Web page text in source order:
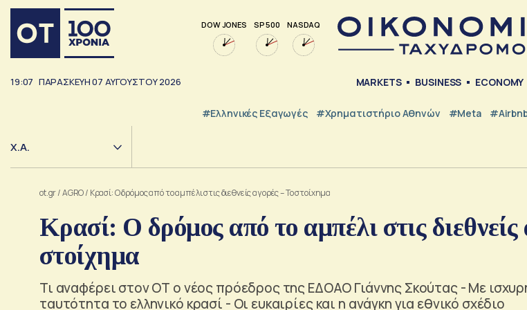
DOW JONES SP 500 NASDAQ
19:07 ΠΑΡΑΣΚΕΥΗ07 ΑΥΓΟΥΣΤΟΥ2026 MARKETS BUSINESS ECONOMY
#Ελληνικές Εξαγωγές #Χρηματιστήριο Αθηνών #Meta
Χ.Α.
ot.gr/AGRO/ Κρασί: Ο δρόμος από το αμπέλι στις διεθνείς αγορές – Το στοίχημα
Κρασί: Ο δρόμος από το αμπέλι στις διεθνείς
στοίχημα
Τι αναφέρει στον ΟΤ ο νέος πρόεδρος της ΕΔΟΑΟ Γιάννης Σκούτας - Με
ταυτότητα το ελληνικό κρασί - Οι ευκαιρίες και η ανάγκη για εθνικό σχέδιο